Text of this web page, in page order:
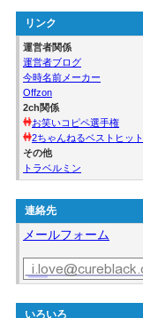
リンク
運営者関係
運営者ブログ
今時名前メーカー
Offzon
2ch関係
お笑いコピペ選手権
2ちゃんねるベストヒット
その他
トラベルミン
連絡先
メールフォーム
いろいろ